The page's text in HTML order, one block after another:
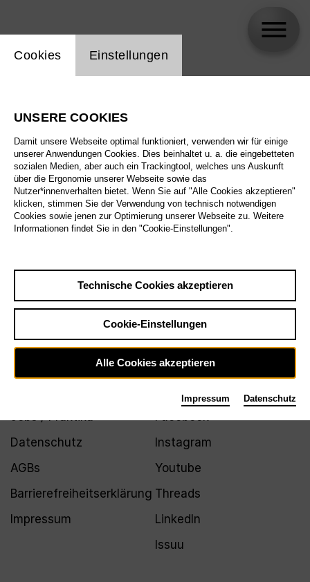
Biographie
Spielplan
Jobs / Praktika
Datenschutz
AGBs
Barrierefreiheitserklärung
Impressum
Facebook
Instagram
Youtube
Threads
LinkedIn
Issuu
Einstellung Website Cookie
Cookies Einstellungen
UNSERE COOKIES
Damit unsere Webseite optimal funktioniert, verwenden wir für einige
unserer Anwendungen Cookies. Dies beinhaltet u. a. die eingebetteten
sozialen Medien, aber auch ein Trackingtool, welches uns Auskunft
über die Ergonomie unserer Webseite sowie das
Nutzer*innenverhalten bietet. Wenn Sie auf "Alle Cookies akzeptieren"
klicken, stimmen Sie der Verwendung von technisch notwendigen
Cookies sowie jenen zur Optimierung unserer Webseite zu. Weitere
Informationen findet Sie in den "Cookie-Einstellungen".
Technische Cookies akzeptieren
Cookie-Einstellungen
Alle Cookies akzeptieren
Impressum Datenschutz